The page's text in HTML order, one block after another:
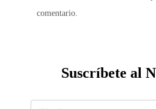
comentario.
Suscríbete al